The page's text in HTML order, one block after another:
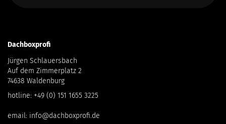
Dachboxprofi
Jürgen Schlauersbach
Auf dem Zimmerplatz 2
74638 Waldenburg
hotline: +49 (0) 151 1655 3225
email: info@dachboxprofi.de